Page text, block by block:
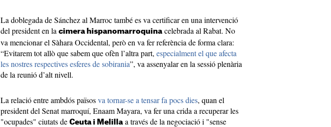
La doblegada de Sánchez al Marroc també es va certificar en una intervenció
del president en la cimera hispanomarroquina celebrada al Rabat. No
va mencionar el Sàhara Occidental, però en va fer referència de forma clara:
“Evitarem tot allò que sabem que ofèn l’altra part, especialment el que afecta
les nostres respectives esferes de sobirania”, va assenyalar en la sessió plenària
de la reunió d’alt nivell.
La relació entre ambdós païsosva tornar-se a tensar fa pocs dies, quan el
president del Senat marroquí, Enaam Mayara, va fer una crida a recuperar les
"ocupades" ciutats de Ceuta i Melilla a través de la negociació i "sense